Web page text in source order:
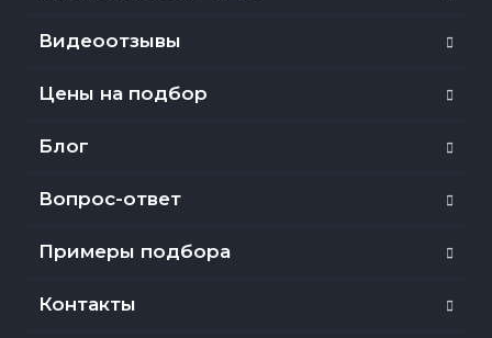
Видеоотзывы
Цены на подбор
Блог
Вопрос-ответ
Примеры подбора
Контакты